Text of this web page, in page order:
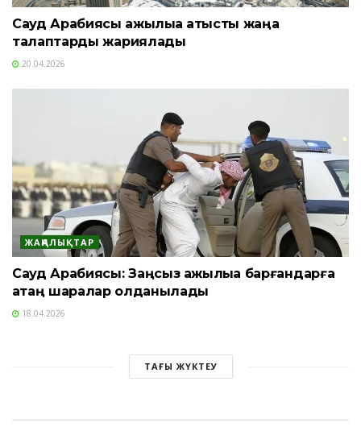
Сауд Арабиясы қажылыққа қатысты жаңа
талаптарды жариялады
20.04.2026
ЖАҢАЛЫҚТАР
Сауд Арабиясы: Заңсыз қажылыққа барғандарға
қатаң шаралар қолданылады
18.04.2026
ТАҒЫ ЖҮКТЕУ